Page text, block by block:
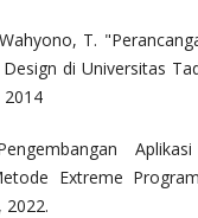
T.
di Universitas
2014
Extreme
2022.